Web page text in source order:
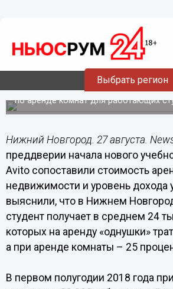
Выбрать регион
Студенты Нижнего
на аренду «однушки»
своего дохода
Город занимает 4 место в ТОП самых
по аренде комнат для работающих
Нижний Новгород. 27 августа.
преддверии начала нового
Avito сопоставили стоимость
недвижимости и уровень дохода
выяснили, что в Нижнем
студент получает в среднем 24
которых на аренду «однушки»
а при аренде комнаты – 25
В первом полугодии 2018 года